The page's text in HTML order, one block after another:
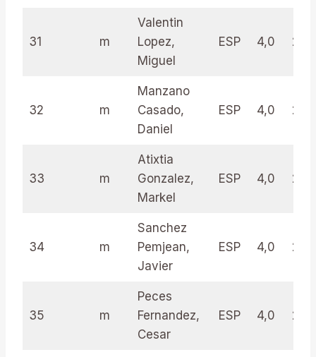
31 m
Valentin
Lopez,
Miguel
ESP 4,0 26.5
32 m
Manzano
Casado,
Daniel
ESP 4,0 26.5
33 m
Atixtia
Gonzalez,
Markel
ESP 4,0
34 m
Sanchez
Pemjean,
Javier
ESP 4,0
35 m
Peces
Fernandez,
Cesar
ESP 4,0 24.5